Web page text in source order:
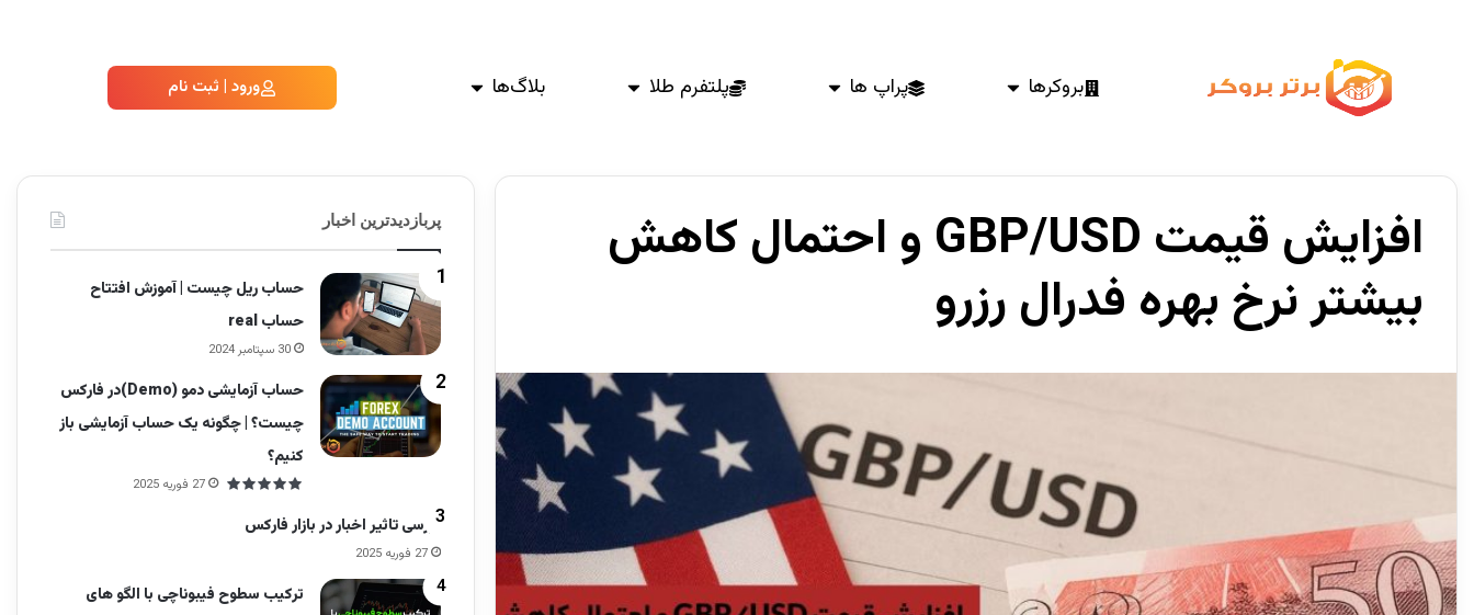
بروکرها پراپ ها پلتفرم طلا بلاگ‌ها ورود | ثبت نام
افزایش قیمت GBP/USD و احتمال کاهش
بیشتر نرخ بهره فدرال رزرو
پربازدیدترین اخبار
حساب ریل چیست | آموزش افتتاح
حساب real
30 سپتامبر 2024
حساب آزمایشی دمو (Demo)در فارکس
چیست؟ | چگونه یک حساب آزمایشی باز
کنیم؟
27 فوریه 2025
بررسی تاثیر اخبار در بازار فارکس
27 فوریه 2025
ترکیب سطوح فیبوناچی با الگو های